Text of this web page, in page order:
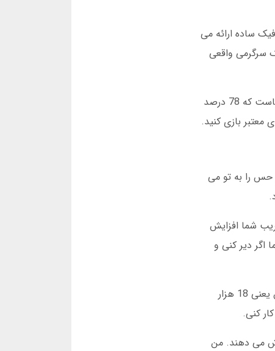
گرافیک ساده ارائه می
سرگرمی واقعی
در دسامبر 2024 آمار نشان داد بیش از 2 میلیون کاربر فعال در پلتفرم های مختلف این بازی وجود دارد. نکته جالب اینجاست که 78 درصد
معتبر بازی کنید.
حس را به تو می
شما افزایش
اگر دیر کنی و
یک مثال واقعی بزنم. دیروز دوستم علی 10 هزار تومان سرمایه گذاری کرد. او ضریب 1.8 را انتخاب کرد و برنده شد. این یعنی 18 هزار
کنی.
می دهند. من